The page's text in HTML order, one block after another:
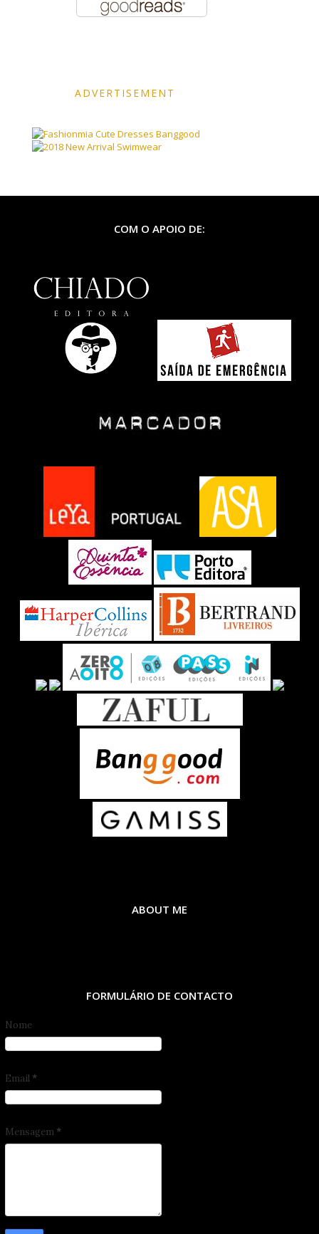
ADVERTISEMENT
Banggood
COM O APOIO DE:
ABOUT ME
FORMULÁRIO DE CONTACTO
Nome
Email *
Mensagem *